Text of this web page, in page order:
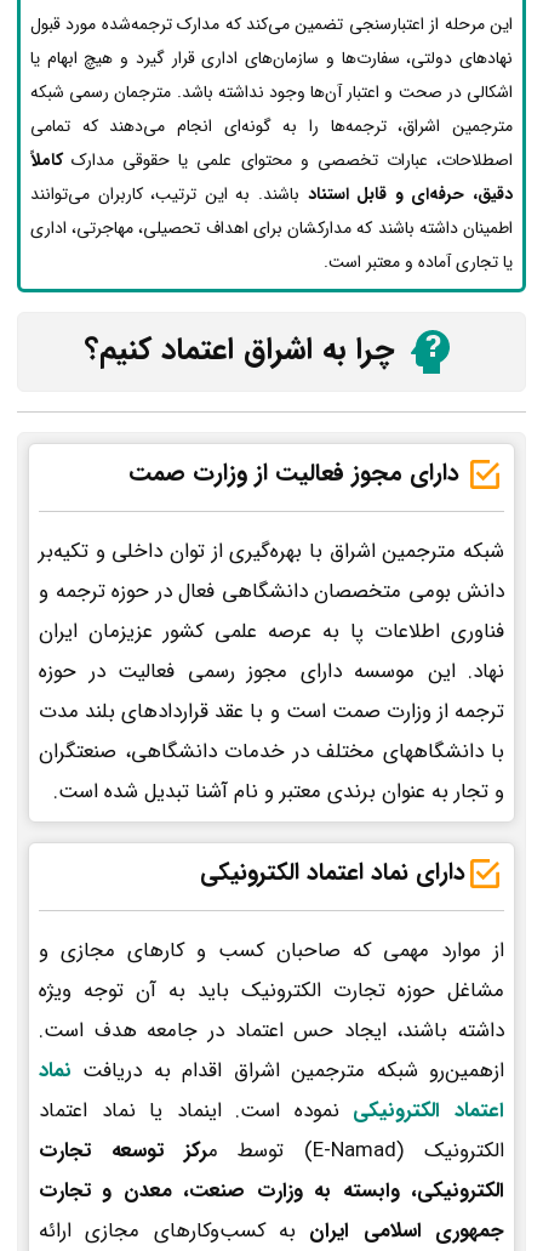
این مرحله از اعتبارسنجی تضمین می‌کند که مدارک ترجمه‌شده مورد قبول
نهادهای دولتی، سفارت‌ها و سازمان‌های اداری قرار گیرد و هیچ ابهام یا
اشکالی در صحت و اعتبار آن‌ها وجود نداشته باشد. مترجمان رسمی شبکه
مترجمین اشراق، ترجمه‌ها را به گونه‌ای انجام می‌دهند که تمامی
اصطلاحات، عبارات تخصصی و محتوای علمی یا حقوقی مدارککاملاً
دقیق، حرفه‌ای و قابل استناد باشند. به این ترتیب، کاربران می‌توانند
اطمینان داشته باشند که مدارکشان برای اهداف تحصیلی، مهاجرتی، اداری
یا تجاری آماده و معتبر است.
چرا به اشراق اعتماد کنیم؟
دارای مجوز فعالیت از وزارت صمت
شبکه مترجمین اشراق با بهره‌گیری از توان داخلی و تکیه‌بر
دانش بومی متخصصان دانشگاهی فعال در حوزه ترجمه و
فناوری اطلاعات پا به عرصه علمی کشور عزیزمان ایران
نهاد. این موسسه دارای مجوز رسمی فعالیت در حوزه
ترجمه از وزارت صمت است و با عقد قراردادهای بلند مدت
با دانشگاههای مختلف در خدمات دانشگاهی، صنعتگران
و تجار به عنوان برندی معتبر و نام آشنا تبدیل شده است.
دارای نماد اعتماد الکترونیکی
از موارد مهمی که صاحبان کسب و کارهای مجازی و
مشاغل حوزه تجارت الکترونیک باید به آن توجه ویژه
داشته باشند، ایجاد حس اعتماد در جامعه هدف است.
ازهمین‌رو شبکه مترجمین اشراق اقدام به دریافت نماد
اعتماد الکترونیکی نموده است. اینماد یا نماد اعتماد
الکترونیک (E-Namad) توسط م
رکز توسعه تجارت
الکترونیکی، وابسته به وزارت صنعت، معدن و تجارت
جمهوری اسلامی ایران به کسب‌وکارهای مجازی ارائه